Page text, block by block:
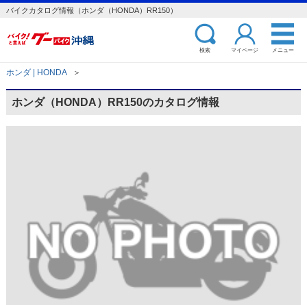
バイクカタログ情報（ホンダ（HONDA）RR150）
検索 マイページ メニュー
ホンダ | HONDA ＞
ホンダ（HONDA）RR150のカタログ情報